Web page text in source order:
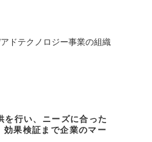
ドテクノロジー事業の組織
行い、ニーズに合った
効果検証まで企業のマー